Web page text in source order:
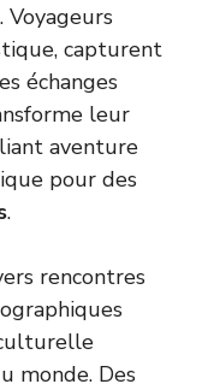
capturent
échanges
leur
aventure
pour des
.
rencontres
monde. Des